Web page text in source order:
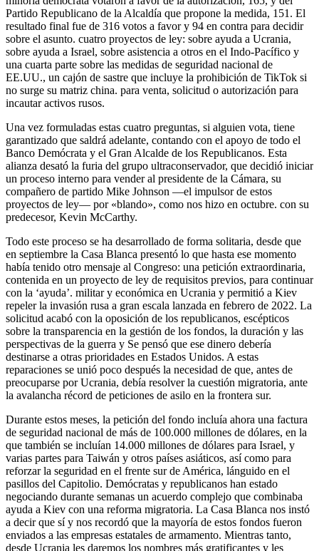
Partido Republicano de la Alcaldía que propone la medida, 151. El
resultado final fue de 316 votos a favor y 94 en contra para decidir
sobre el asunto. cuatro proyectos de ley: sobre ayuda a Ucrania,
sobre ayuda a Israel, sobre asistencia a otros en el Indo-Pacífico y
una cuarta parte sobre las medidas de seguridad nacional de
EE.UU., un cajón de sastre que incluye la prohibición de TikTok si
no surge su matriz china. para venta, solicitud o autorización para
incautar activos rusos.
Una vez formuladas estas cuatro preguntas, si alguien vota, tiene
garantizado que saldrá adelante, contando con el apoyo de todo el
Banco Demócrata y el Gran Alcalde de los Republicanos. Esta
alianza desató la furia del grupo ultraconservador, que decidió iniciar
un proceso interno para vender al presidente de la Cámara, su
compañero de partido Mike Johnson —el impulsor de estos
proyectos de ley— por «blando», como nos hizo en octubre. con su
predecesor, Kevin McCarthy.
Todo este proceso se ha desarrollado de forma solitaria, desde que
en septiembre la Casa Blanca presentó lo que hasta ese momento
había tenido otro mensaje al Congreso: una petición extraordinaria,
contenida en un proyecto de ley de requisitos previos, para continuar
con la ‘ayuda’. militar y económica en Ucrania y permitió a Kiev
repeler la invasión rusa a gran escala lanzada en febrero de 2022. La
solicitud acabó con la oposición de los republicanos, escépticos
sobre la transparencia en la gestión de los fondos, la duración y las
perspectivas de la guerra y Se pensó que ese dinero debería
destinarse a otras prioridades en Estados Unidos. A estas
reparaciones se unió poco después la necesidad de que, antes de
preocuparse por Ucrania, debía resolver la cuestión migratoria, ante
la avalancha récord de peticiones de asilo en la frontera sur.
Durante estos meses, la petición del fondo incluía ahora una factura
de seguridad nacional de más de 100.000 millones de dólares, en la
que también se incluían 14.000 millones de dólares para Israel, y
varias partes para Taiwán y otros países asiáticos, así como para
reforzar la seguridad en el frente sur de América, lánguido en el
pasillos del Capitolio. Demócratas y republicanos han estado
negociando durante semanas un acuerdo complejo que combinaba
ayuda a Kiev con una reforma migratoria. La Casa Blanca nos instó
a decir que sí y nos recordó que la mayoría de estos fondos fueron
enviados a las empresas estatales de armamento. Mientras tanto,
desde Ucrania les daremos los nombres más gratificantes y les